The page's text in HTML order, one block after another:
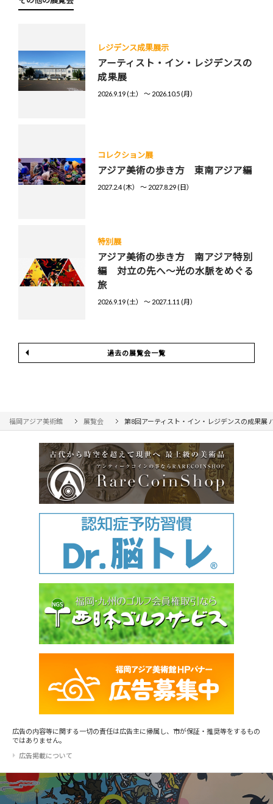
レジデンス成果展示
アーティスト・イン・レジデンスの
成果展
2026.9.19 (土） 〜 2026.10.5 (月）
コレクション展
アジア美術の歩き方 東南アジア編
2027.2.4 (木） 〜 2027.8.29 (日）
特別展
アジア美術の歩き方 南アジア特別
編 対立の先へ～光の水脈をめぐる
旅
2026.9.19 (土） 〜 2027.1.11 (月）
過去の展覧会一覧
福岡アジア美術館 展覧会 第8回アーティスト・イン・レジデンスの成果展
広告の内容等に関する一切の責任は広告主に帰属し、市が保証・推奨等をするもの
ではありません。
広告掲載について